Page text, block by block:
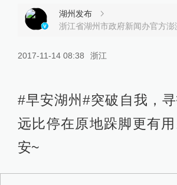
湖州发布
浙江省湖州市政府新闻办官方澎
2017-11-14 08:38 浙江
#早安湖州#突破自我，
远比停在原地跺脚更有
安~